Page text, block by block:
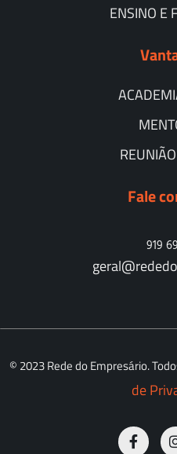
ENSINO E
Fale
919
© 2023 Rede do Empresário.
de